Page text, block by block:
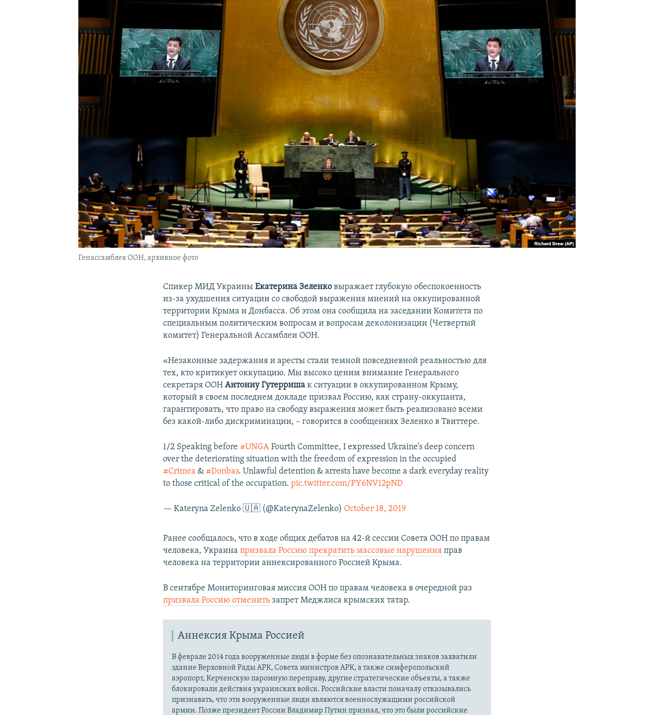
КРЫМ.НЕПОКОРЕННЫЙ
УКРАИНСКАЯ ПРОБЛЕМА КРЫМА
Генассамблея ООН, архивное фото
Спикер МИД УкраиныЕкатерина Зеленко выражает глубокую обеспокоенность
из-за ухудшения ситуации со свободой выражения мнений на оккупированной
территории Крыма и Донбасса. Об этом она сообщила на заседании Комитета по
специальным политическим вопросам и вопросам деколонизации (Четвертый
комитет) Генеральной Ассамблеи ООН.
«Незаконные задержания и аресты стали темной повседневной реальностью для
тех, кто критикует оккупацию. Мы высоко ценим внимание Генерального
секретаря ООНАнтониу Гутерриша к ситуации в оккупированном Крыму,
который в своем последнем докладе призвал Россию, как страну-оккупанта,
гарантировать, что право на свободу выражения может быть реализовано всеми
без какой-либо дискриминации, – говорится в сообщениях Зеленко в Твиттере.
1/2 Speaking before #UNGA Fourth Committee, I expressed Ukraine’s deep concern
over the deteriorating situation with the freedom of expression in the occupied
#Crimea & #Donbas. Unlawful detention & arrests have become a dark everyday reality
to those critical of the occupation.pic.twitter.com/PY6NV12pND
— Kateryna Zelenko 🇺🇦 (@KaterynaZelenko) October 18, 2019
Ранее сообщалось, что в ходе общих дебатов на 42-й сессии Совета ООН по правам
человека, Украинапризвала Россию прекратить массовые нарушения прав
человека на территории аннексированного Россией Крыма.
В сентябре Мониторинговая миссия ООН по правам человека в очередной раз
призвала Россию отменить запрет Меджлиса крымских татар.
Аннексия Крыма Россией
В феврале 2014 года вооруженные люди в форме без опознавательных знаков захватили
здание Верховной Рады АРК, Совета министров АРК, а также симферопольский
аэропорт, Керченскую паромную переправу, другие стратегические объекты, а также
блокировали действия украинских войск. Российские власти поначалу отказывались
признавать, что эти вооруженные люди являются военнослужащими российской
армии. Позже президент России Владимир Путин признал, что это были российские